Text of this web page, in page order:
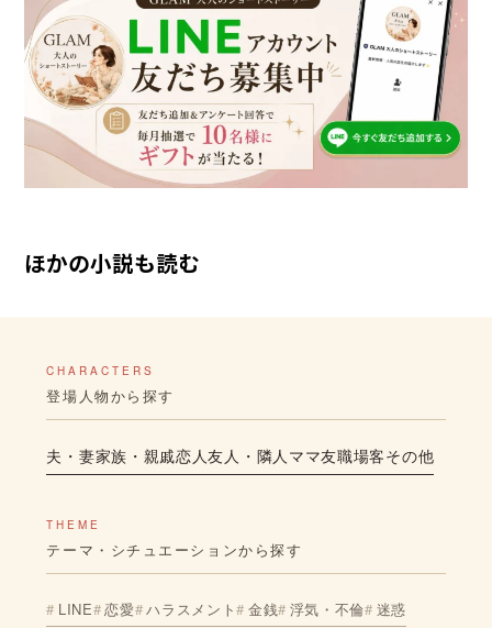
ほかの小説も読む
CHARACTERS
登場人物から探す
夫・妻家族・親戚恋人友人・隣人 ママ友職場客その他
THEME
テーマ・シチュエーションから探す
LINE 恋愛 ハラスメント 金銭 浮気・不倫 迷惑